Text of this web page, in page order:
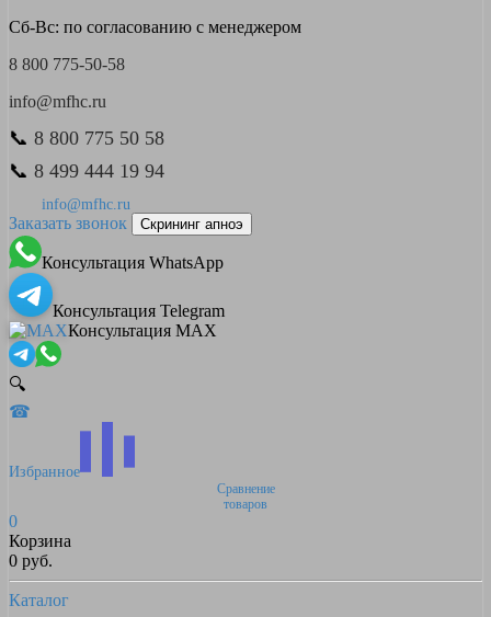
Сб-Вс: по согласованию с менеджером
8 800 775-50-58
info@mfhc.ru
📞 8 800 775 50 58
📞 8 499 444 19 94
info@mfhc.ru
Заказать звонок Скрининг апноэ
Консультация WhatsApp
Консультация Telegram
Консультация MAX
🔍
☎
Избранное
Сравнение
товаров
0
Корзина
0 руб.
Каталог